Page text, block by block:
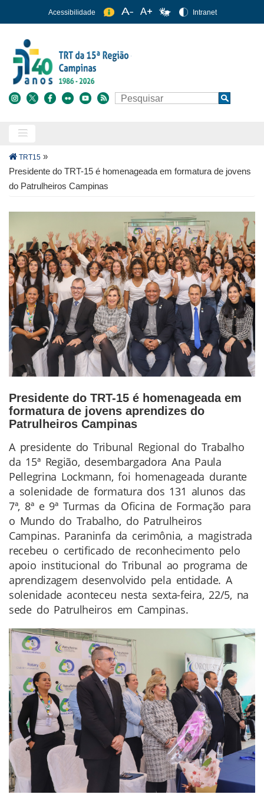
para
conteúdo
principal
Acessibilidade Intranet
Buscar Search
Trilha
de
navegação
TRT15 »
Presidente do TRT-15 é homenageada em formatura de jovens
do Patrulheiros Campinas
Presidente do TRT-15 é homenageada em
formatura de jovens aprendizes do
Patrulheiros Campinas
Conteúdo
da
Notícia
A presidente do Tribunal Regional do Trabalho
da 15ª Região, desembargadora Ana Paula
Pellegrina Lockmann, foi homenageada durante
a solenidade de formatura dos 131 alunos das
7ª, 8ª e 9ª Turmas da Oficina de Formação para
o Mundo do Trabalho, do Patrulheiros
Campinas. Paraninfa da cerimônia, a magistrada
recebeu o certificado de reconhecimento pelo
apoio institucional do Tribunal ao programa de
aprendizagem desenvolvido pela entidade. A
solenidade aconteceu nesta sexta-feira, 22/5, na
sede do Patrulheiros em Campinas.